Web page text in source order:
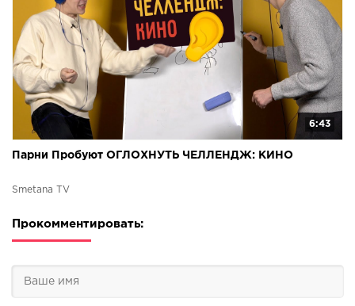
6:43
Парни Пробуют ОГЛОХНУТЬ ЧЕЛЛЕНДЖ: КИНО
Smetana TV
Прокомментировать: